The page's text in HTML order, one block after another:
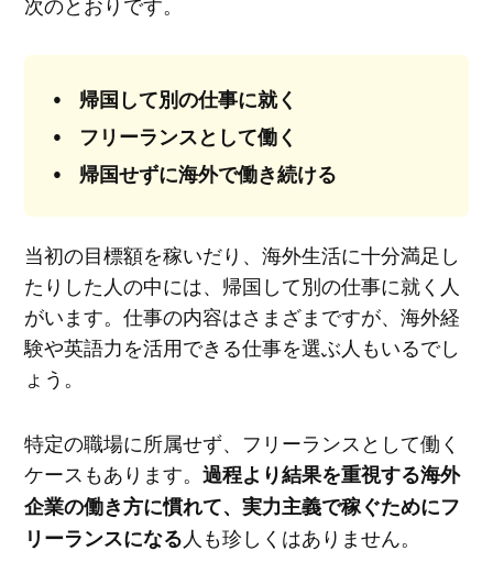
帰国して別の仕事に就く
フリーランスとして働く
帰国せずに海外で働き続ける
当初の目標額を稼いだり、海外生活に十分満足し
たりした人の中には、帰国して別の仕事に就く人
がいます。仕事の内容はさまざまですが、海外経
験や英語力を活用できる仕事を選ぶ人もいるでし
ょう。
特定の職場に所属せず、フリーランスとして働く
ケースもあります。 過程より結果を重視する海外
企業の働き方に慣れて、実力主義で稼ぐためにフ
リーランスになる人も珍しくはありません。